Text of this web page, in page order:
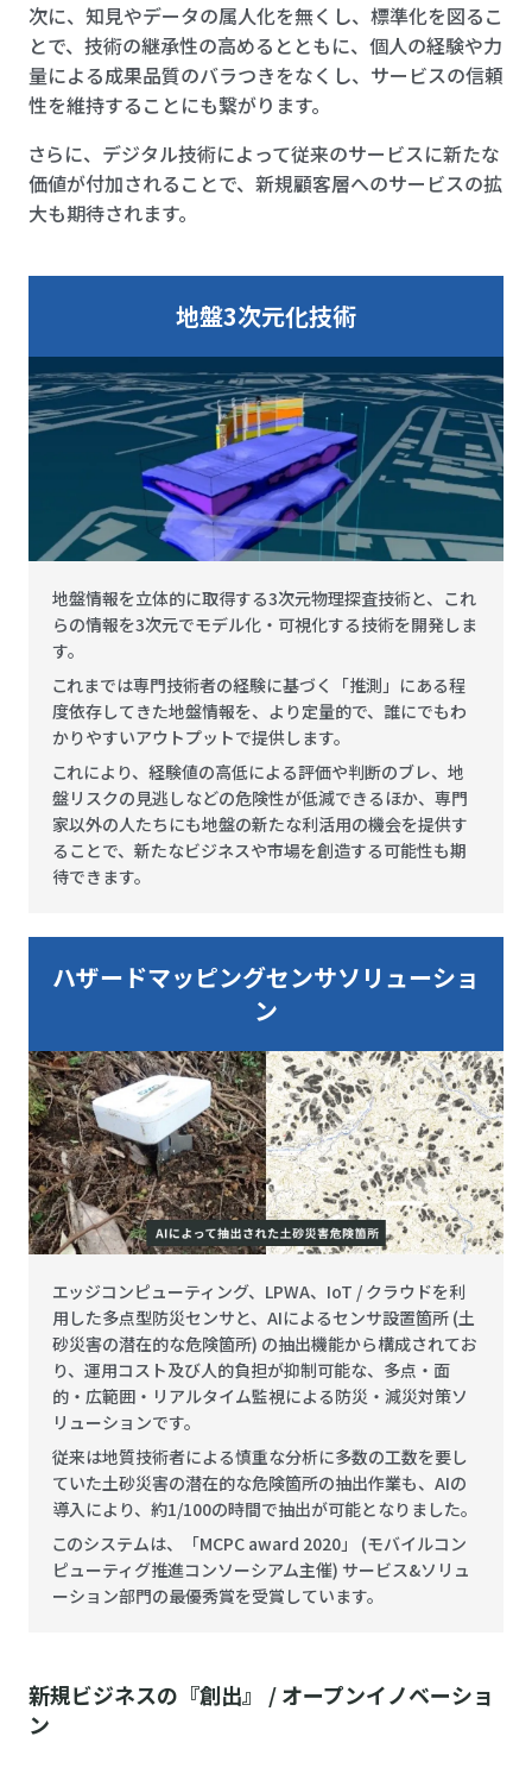
次に、知見やデータの属人化を無くし、標準化を図るこ
とで、技術の継承性の高めるとともに、個人の経験や力
量による成果品質のバラつきをなくし、サービスの信頼
性を維持することにも繋がります。
さらに、デジタル技術によって従来のサービスに新たな
価値が付加されることで、新規顧客層へのサービスの拡
大も期待されます。
地盤3次元化技術
地盤情報を立体的に取得する3次元物理探査技術と、これ
らの情報を3次元でモデル化・可視化する技術を開発しま
す。
これまでは専門技術者の経験に基づく「推測」にある程
度依存してきた地盤情報を、より定量的で、誰にでもわ
かりやすいアウトプットで提供します。
これにより、経験値の高低による評価や判断のブレ、地
盤リスクの見逃しなどの危険性が低減できるほか、専門
家以外の人たちにも地盤の新たな利活用の機会を提供す
ることで、新たなビジネスや市場を創造する可能性も期
待できます。
ハザードマッピングセンサソリューショ
ン
エッジコンピューティング、LPWA、IoT / クラウドを利
用した多点型防災センサと、AIによるセンサ設置箇所 (土
砂災害の潜在的な危険箇所) の抽出機能から構成されてお
り、運用コスト及び人的負担が抑制可能な、多点・面
的・広範囲・リアルタイム監視による防災・減災対策ソ
リューションです。
従来は地質技術者による慎重な分析に多数の工数を要し
ていた土砂災害の潜在的な危険箇所の抽出作業も、AIの
導入により、約1/100の時間で抽出が可能となりました。
このシステムは、「MCPC award 2020」 (モバイルコン
ピューティグ推進コンソーシアム主催) サービス&ソリュ
ーション部門の最優秀賞を受賞しています。
新規ビジネスの『創出』 / オープンイノベーショ
ン